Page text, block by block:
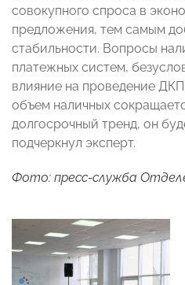
совокупного спроса в
предложения, тем самым
стабильности. Вопросы
платежных систем,
влияние на проведение
объем наличных
долгосрочный тренд, он
подчеркнул эксперт.
Фото: пресс-служба